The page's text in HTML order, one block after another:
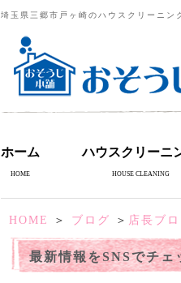
埼玉県三郷市戸ヶ崎のハウスクリーニン
ホーム
HOME
ハウスクリーニ
HOUSE CLEANING
HOME ＞ ブログ ＞ 店長ブ
最新情報をSNSでチェ